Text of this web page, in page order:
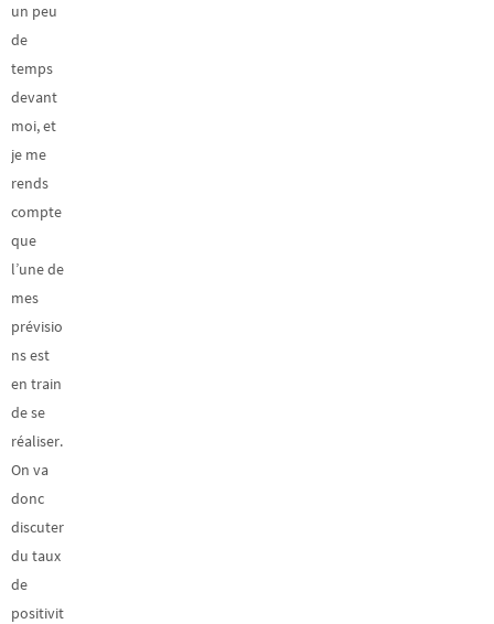
un peu
de
temps
devant
moi, et
je me
rends
compte
que
l’une de
mes
prévisio
ns est
en train
de se
réaliser.
On va
donc
discuter
du taux
de
positivit